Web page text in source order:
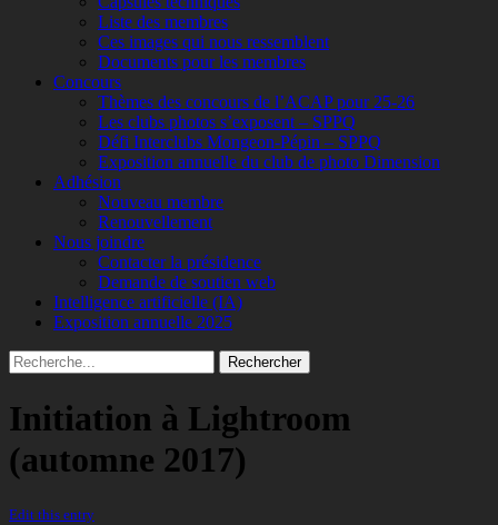
Liste des membres
Ces images qui nous ressemblent
Documents pour les membres
Concours
Thèmes des concours de l’ACAP pour 25-26
Les clubs photos s’exposent – SPPQ
Défi Interclubs Mongeon-Pépin – SPPQ
Exposition annuelle du club de photo Dimension
Adhésion
Nouveau membre
Renouvellement
Nous joindre
Contacter la présidence
Demande de soutien web
Intelligence artificielle (IA)
Exposition annuelle 2025
Recherche
Rechercher :
Initiation à Lightroom
(automne 2017)
Edit this entry